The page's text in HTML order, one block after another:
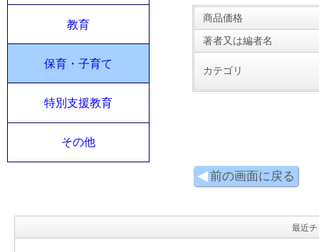
教育
保育・子育て
特別支援教育
その他
商品価格
著者又は編者名
カテゴリ
前の画面に戻る
最近